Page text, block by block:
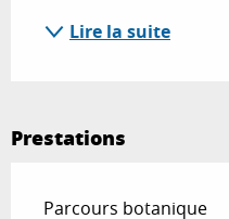
Lire la suite
Prestations
Parcours botanique